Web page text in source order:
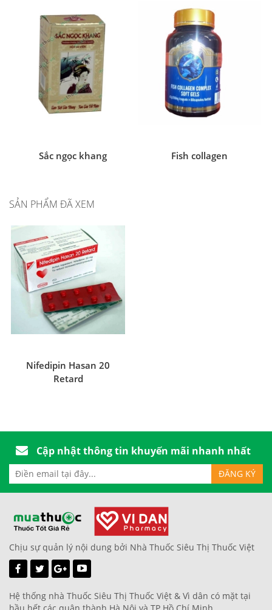
Sắc ngọc khang Fish collagen
SẢN PHẨM ĐÃ XEM
Nifedipin Hasan 20
Retard
Cập nhật thông tin khuyến mãi nhanh nhất
Chịu sự quản lý nội dung bởi Nhà Thuốc Siêu Thị Thuốc Việt
Hệ thống nhà Thuốc Siêu Thị Thuốc Việt & Vì dân có mặt tại